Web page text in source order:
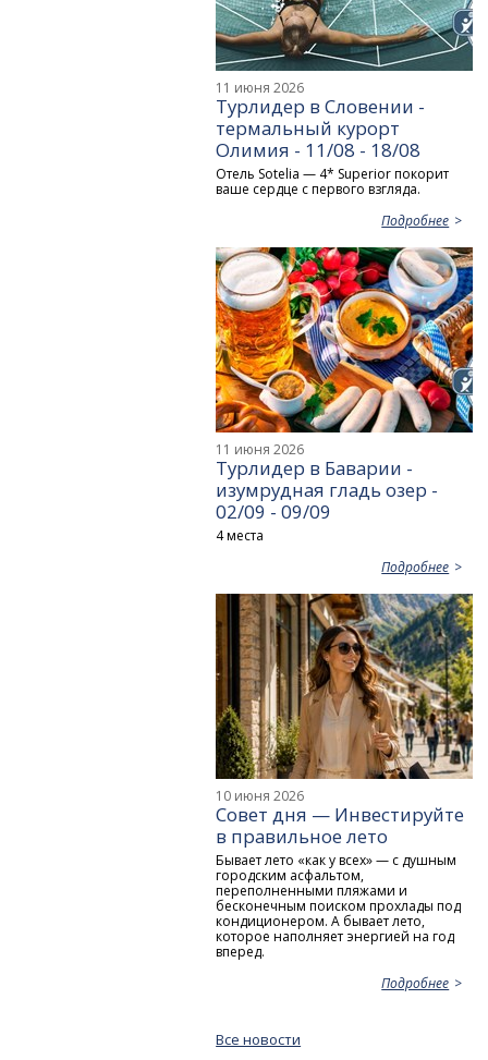
11 июня 2026
Турлидер в Словении -
термальный курорт
Олимия - 11/08 - 18/08
Отель Sotelia — 4* Superior покорит
ваше сердце с первого взгляда.
Подробнее
11 июня 2026
Турлидер в Баварии -
изумрудная гладь озер -
02/09 - 09/09
4 места
Подробнее
10 июня 2026
Совет дня — Инвестируйте
в правильное лето
Бывает лето «как у всех» — с душным
городским асфальтом,
переполненными пляжами и
бесконечным поиском прохлады под
кондиционером. А бывает лето,
которое наполняет энергией на год
вперед.
Подробнее
Все новости